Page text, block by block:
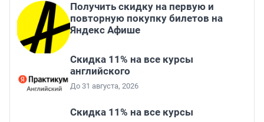
Получить скидку на первую и
повторную покупку билетов на
Яндекс Афише
Скидка 11% на все курсы
английского
До 31 августа, 2026
Скидка 11% на все курсы